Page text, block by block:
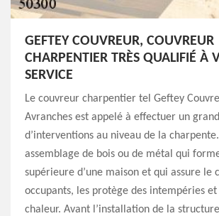
GEFTEY COUVREUR, COUVREUR
CHARPENTIER TRÈS QUALIFIÉ À
SERVICE
Le couvreur charpentier tel Geftey
Avranches est appelé à effectuer un
d’interventions au niveau de la
assemblage de bois ou de métal qui
supérieure d’une maison et qui assure le
occupants, les protège des intempéries
chaleur. Avant l’installation de la